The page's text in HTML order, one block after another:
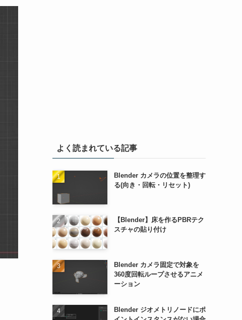
よく読まれている記事
Blender カメラの位置を整理す
る(向き・回転・リセット)
【Blender】床を作るPBRテク
スチャの貼り付け
Blender カメラ固定で対象を
360度回転ループさせるアニメ
ーション
Blender ジオメトリノードにポ